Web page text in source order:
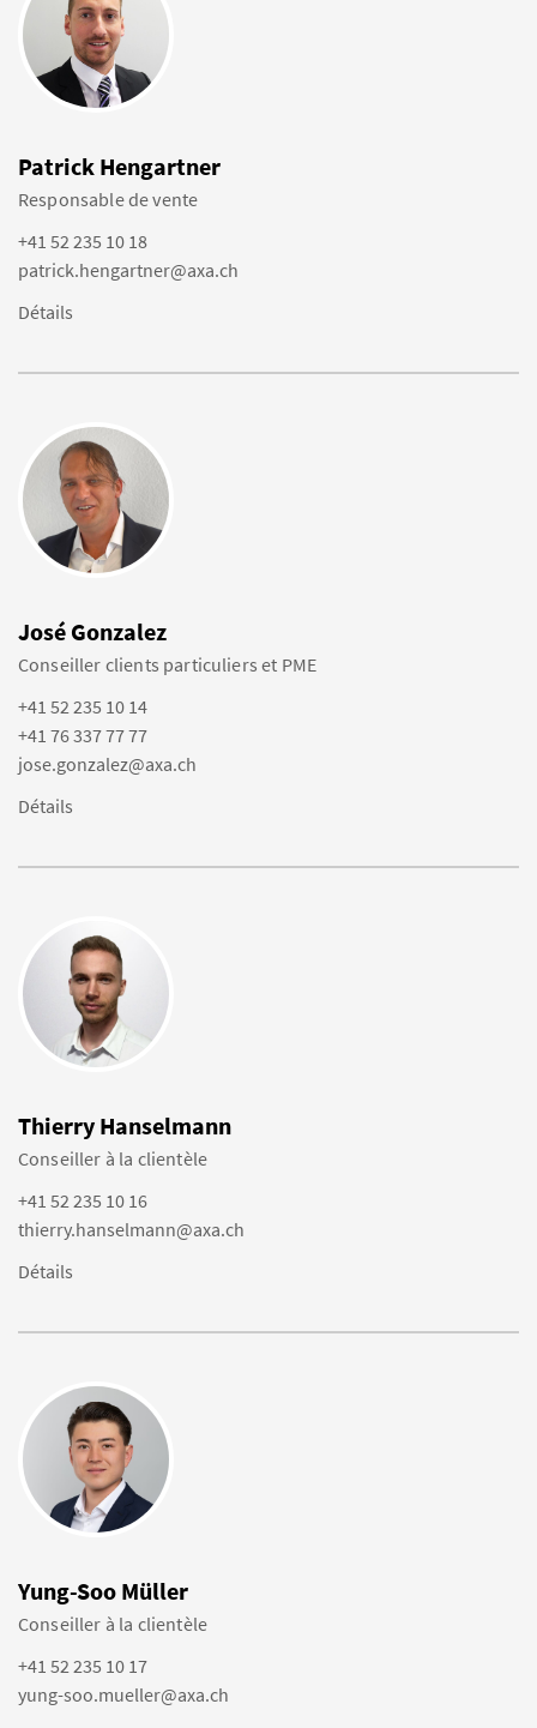
Patrick Hengartner
Responsable de vente
+41 52 235 10 18
patrick.hengartner@axa.ch
Détails
José Gonzalez
Conseiller clients particuliers et PME
+41 52 235 10 14
+41 76 337 77 77
jose.gonzalez@axa.ch
Détails
Thierry Hanselmann
Conseiller à la clientèle
+41 52 235 10 16
thierry.hanselmann@axa.ch
Détails
Yung-Soo Müller
Conseiller à la clientèle
+41 52 235 10 17
yung-soo.mueller@axa.ch